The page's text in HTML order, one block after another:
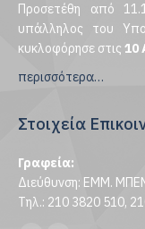
Προσετέθη από
υπάλληλος του
κυκλοφόρησε στις 10
περισσότερα…
Στοιχεία
Γραφεία:
Διεύθυνση: ΕΜΜ.
Τηλ.: 210 3820 510,